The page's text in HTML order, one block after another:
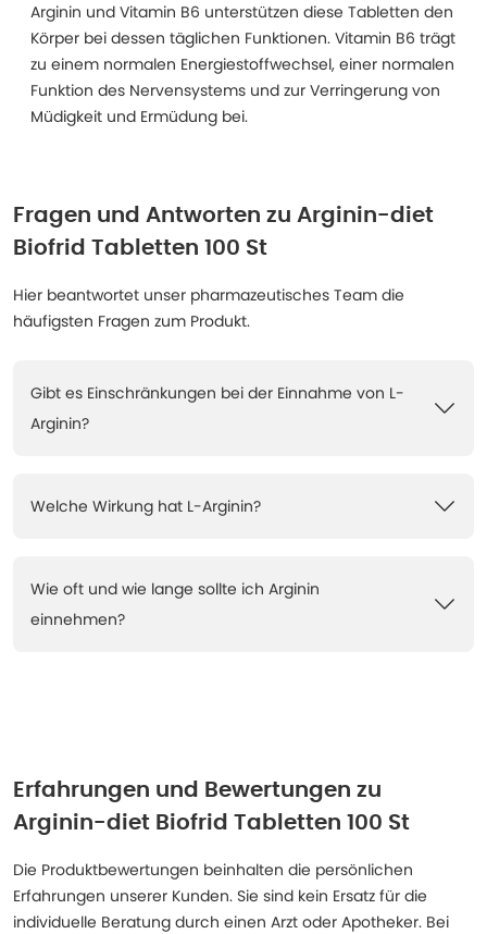
Arginin und Vitamin B6 unterstützen diese Tabletten den
Körper bei dessen täglichen Funktionen. Vitamin B6 trägt
zu einem normalen Energiestoffwechsel, einer normalen
Funktion des Nervensystems und zur Verringerung von
Müdigkeit und Ermüdung bei.
Fragen und Antworten zu Arginin-diet
Biofrid Tabletten 100 St
Hier beantwortet unser pharmazeutisches Team die
häufigsten Fragen zum Produkt.
Gibt es Einschränkungen bei der Einnahme von L-
Arginin?
Welche Wirkung hat L-Arginin?
Wie oft und wie lange sollte ich Arginin
einnehmen?
Erfahrungen und Bewertungen zu
Arginin-diet Biofrid Tabletten 100 St
Die Produktbewertungen beinhalten die persönlichen
Erfahrungen unserer Kunden. Sie sind kein Ersatz für die
individuelle Beratung durch einen Arzt oder Apotheker. Bei